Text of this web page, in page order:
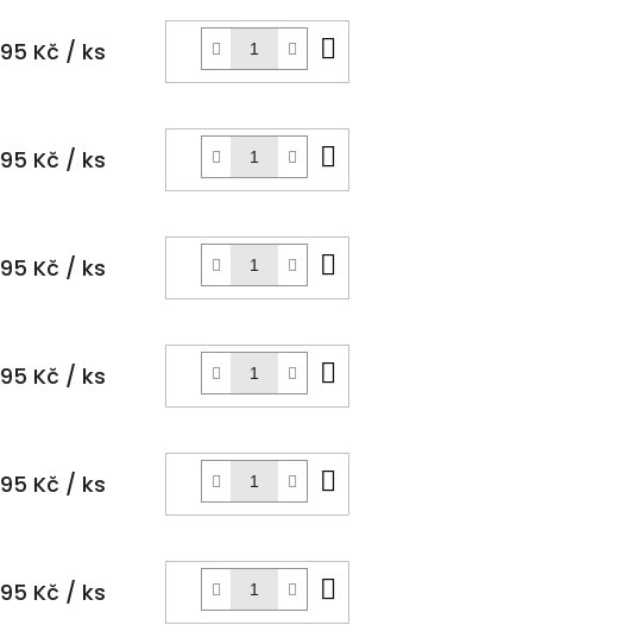
95 Kč / ks
košíku
95 Kč / ks
košíku
95 Kč / ks
košíku
95 Kč / ks
košíku
95 Kč / ks
košíku
95 Kč / ks
košíku